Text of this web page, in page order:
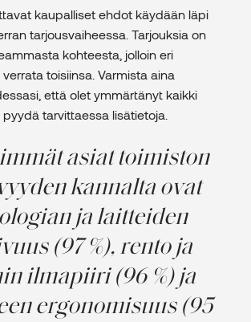
kaupalliset ehdot käydään läpi
tarjousvaiheessa. Tarjouksia on
kohteesta, jolloin eri
toisiinsa. Varmista aina
että olet ymmärtänyt kaikki
tarvittaessa lisätietoja.
asiat toimiston
kannalta ovat
ja laitteiden
(97 %), rento ja
ilmapiiri (96 %) ja
ergonomisuus (95